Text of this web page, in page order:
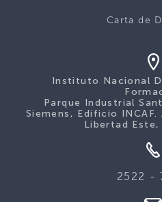
Carta de
Instituto Nacional
Parque Industrial
Siemens, Edificio
Libertad Este,
2522 -